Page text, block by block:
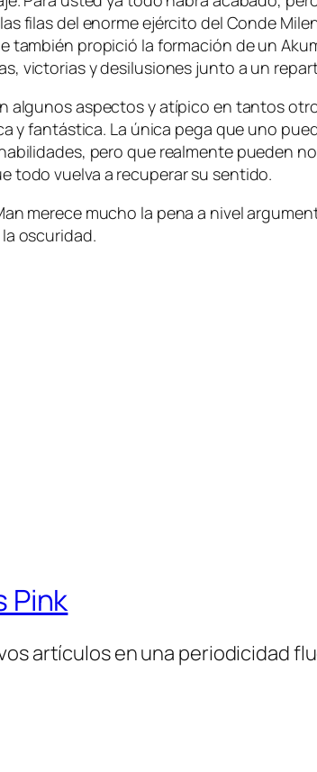
fi­las del enor­me ejér­ci­to del Conde
tam­bién pro­pi­ció la for­ma­ción de un
vic­to­rias y des­ilu­sio­nes jun­to a un
al­gu­nos as­pec­tos y atí­pi­co en tan­tos
y fan­tás­ti­ca. La úni­ca pe­ga que uno
pe­ro que real­men­te pue­den
to­do vuel­va a re­cu­pe­rar su sentido.
me­re­ce mu­cho la pe­na a ni­vel
oscuridad.
Pink
artículos en una periodicidad